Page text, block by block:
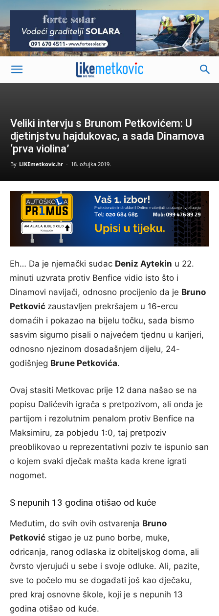
-
Veliki intervju s Brunom Petkovićem: U
djetinjstvu hajdukovac, a sada Dinamova
‘prva violina’
By LIKEmetkovic.hr - 18. ožujka 2019.
Eh… Da je njemački sudac Deniz Aytekin u 22.
minuti uzvrata protiv Benfice vidio isto što i
Dinamovi navijači, odnosno procijenio da je Bruno
Petković zaustavljen prekršajem u 16-ercu
domaćih i pokazao na bijelu točku, sada bismo
sasvim sigurno pisali o najvećem tjednu u karijeri,
odnosno njezinom dosadašnjem dijelu, 24-
godišnjeg Brune Petkovića.
Ovaj stasiti Metkovac prije 12 dana našao se na
popisu Dalićevih igrača s pretpozivom, ali onda je
partijom i rezolutnim penalom protiv Benfice na
Maksimiru, za pobjedu 1:0, taj pretpoziv
preoblikovao u reprezentativni poziv te ispunio san
o kojem svaki dječak mašta kada krene igrati
nogomet.
S nepunih 13 godina otišao od kuće
Međutim, do svih ovih ostvarenja Bruno
Petković stigao je uz puno borbe, muke,
odricanja, ranog odlaska iz obiteljskog doma, ali
čvrsto vjerujući u sebe i svoje odluke. Ali, pazite,
sve to počelo mu se događati još kao dječaku,
pred kraj osnovne škole, koji je s nepunih 13
godina otišao od kuće.